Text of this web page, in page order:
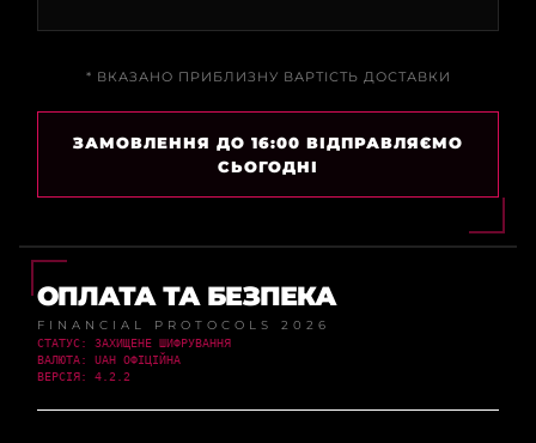
* ВКАЗАНО ПРИБЛИЗНУ ВАРТІСТЬ ДОСТАВКИ
ЗАМОВЛЕННЯ ДО 16:00 ВІДПРАВЛЯЄМО
СЬОГОДНІ
ОПЛАТА ТА БЕЗПЕКА
FINANCIAL PROTOCOLS 2026
СТАТУС: ЗАХИЩЕНЕ ШИФРУВАННЯ
ВАЛЮТА: UAH ОФІЦІЙНА
ВЕРСІЯ: 4.2.2